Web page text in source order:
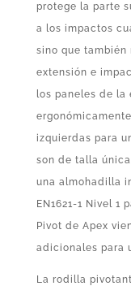
protege la parte
a los impactos
sino que también
extensión e
los paneles de la
izquierdas para
son de talla
una almohadilla
EN1621-1 Nivel
Pivot de Apex
adicionales para
La rodilla